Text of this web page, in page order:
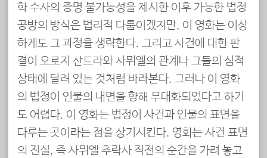
학 수사의 증명 불가능성을 제시한 이후 가능한 법정
공방의 방식은 법리적 다툼이겠지만, 이 영화는 이상
하게도 그 과정을 생략한다. 그리고 사건에 대한 판
결이 오로지 산드라와 사뮈엘의 관계나 그들의 심적
상태에 달려 있는 것처럼 바라본다. 그러나 이 영화
의 법정이 인물의 내면을 향해 무대화되었다고 하기
도 어렵다. 이 영화는 법정이 사건과 인물의 표면을
다루는 곳이라는 점을 상기시킨다. 영화는 사건 표면
의 진실, 즉 사뮈엘 추락사 직전의 순간을 가려 놓고